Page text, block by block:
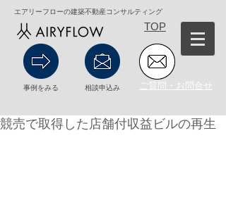
エアリーフローの建築不動産コンサルティング
TOP
事例をみる 相談申込み ご質問・お問合せ
競売で取得した店舗付収益ビルの再生